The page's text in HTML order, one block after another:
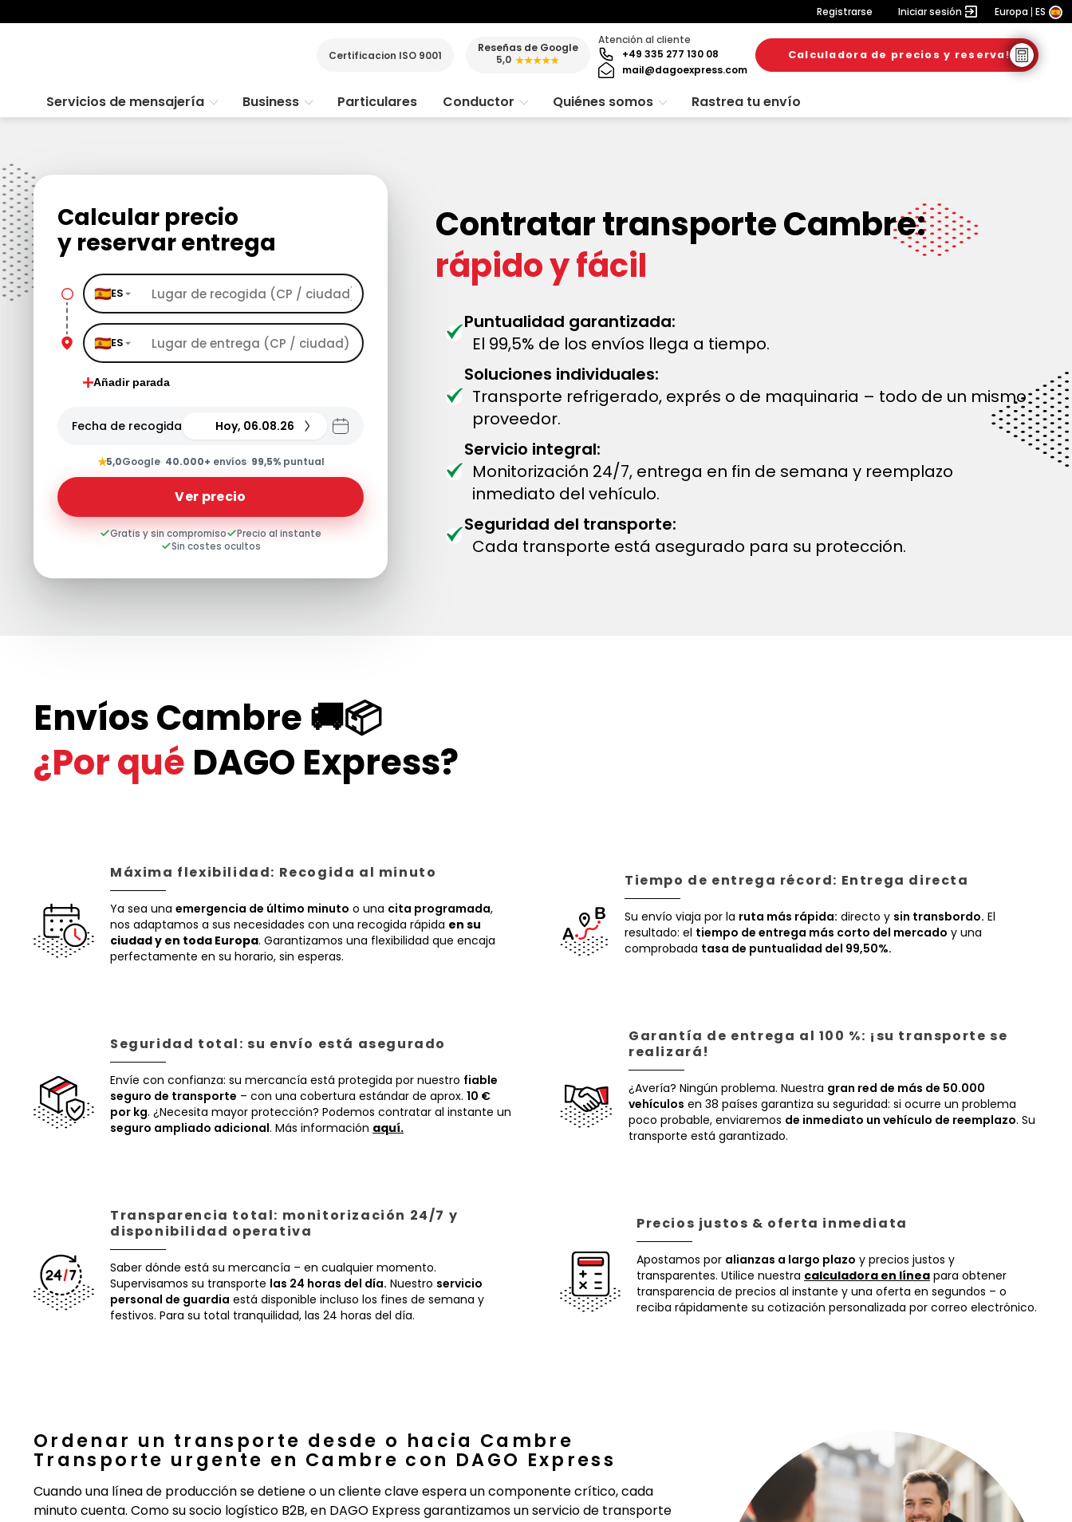
Registrarse Iniciar sesión Europa ES
Certificacion ISO 9001
Reseñas de Google
5,0 ★★★★★
Atención al cliente
+49 335 277 130 08
mail@dagoexpress.com
Calculadora de precios y reserva!
Servicios de mensajería Business Particulares Conductor Quiénes somos Rastrea tu envío
Calcular precio
y reservar entrega
ES
ES
Añadir parada
Fecha de recogida Hoy, 06.08.26
★5,0Google· 40.000+ envíos· 99,5%puntual
Ver precio
Gratis y sin compromiso
Precio al instante
Sin costes ocultos
Contratar transporte Cambre:
rápido y fácil
Puntualidad garantizada:
El 99,5% de los envíos llega a tiempo.
Soluciones individuales:
Transporte refrigerado, exprés o de maquinaria – todo de un mismo
proveedor.
Servicio integral:
Monitorización 24/7, entrega en fin de semana y reemplazo
inmediato del vehículo.
Seguridad del transporte:
Cada transporte está asegurado para su protección.
Envíos Cambre 🚚📦
¿Por qué DAGO Express?
Máxima flexibilidad: Recogida al minuto
Ya sea una emergencia de último minuto o una cita programada,
nos adaptamos a sus necesidades con una recogida rápida en su
ciudad y en toda Europa. Garantizamos una flexibilidad que encaja
perfectamente en su horario, sin esperas.
Tiempo de entrega récord: Entrega directa
Su envío viaja por la ruta más rápida: directo y sin transbordo. El
resultado: el tiempo de entrega más corto del mercado y una
comprobada tasa de puntualidad del 99,50%.
Seguridad total: su envío está asegurado
Envíe con confianza: su mercancía está protegida por nuestro fiable
seguro de transporte – con una cobertura estándar de aprox. 10 €
por kg. ¿Necesita mayor protección? Podemos contratar al instante un
seguro ampliado adicional. Más información aquí.
Garantía de entrega al 100 %: ¡su transporte se
realizará!
¿Avería? Ningún problema. Nuestra gran red de más de 50.000
vehículos en 38 países garantiza su seguridad: si ocurre un problema
poco probable, enviaremos de inmediato un vehículo de reemplazo. Su
transporte está garantizado.
Transparencia total: monitorización 24/7 y
disponibilidad operativa
Saber dónde está su mercancía – en cualquier momento.
Supervisamos su transporte las 24 horas del día. Nuestro servicio
personal de guardia está disponible incluso los fines de semana y
festivos. Para su total tranquilidad, las 24 horas del día.
Precios justos & oferta inmediata
Apostamos por alianzas a largo plazo y precios justos y
transparentes. Utilice nuestra calculadora en línea para obtener
transparencia de precios al instante y una oferta en segundos – o
reciba rápidamente su cotización personalizada por correo electrónico.
Ordenar un transporte desde o hacia Cambre
Transporte urgente en Cambre con DAGO Express
Cuando una línea de producción se detiene o un cliente clave espera un componente crítico, cada
minuto cuenta. Como su socio logístico B2B, en DAGO Express garantizamos un servicio de transporte